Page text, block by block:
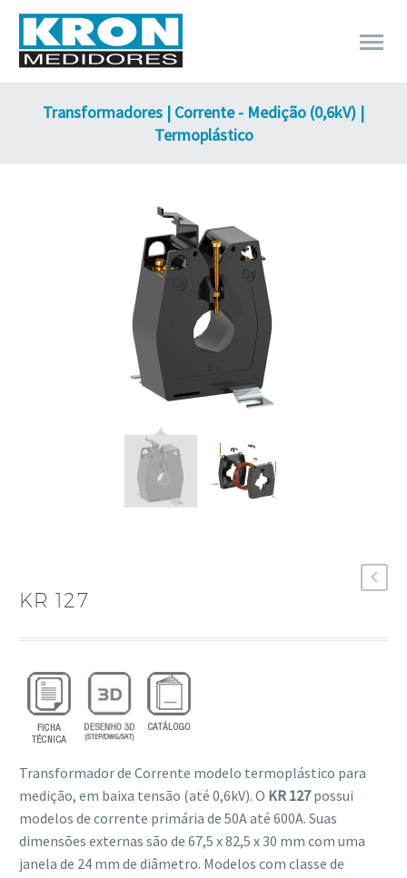
Transformadores | Corrente - Medição (0,6kV) |
Termoplástico
KR 127
Transformador de Corrente modelo termoplástico para
medição, em baixa tensão (até 0,6kV). O KR 127possui
modelos de corrente primária de 50A até 600A. Suas
dimensões externas são de 67,5 x 82,5 x 30 mm com uma
janela de 24 mm de diâmetro. Modelos com classe de